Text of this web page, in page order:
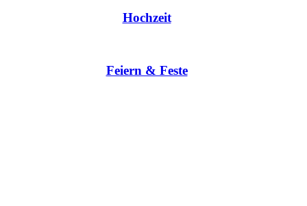
Hochzeit
Feiern & Feste